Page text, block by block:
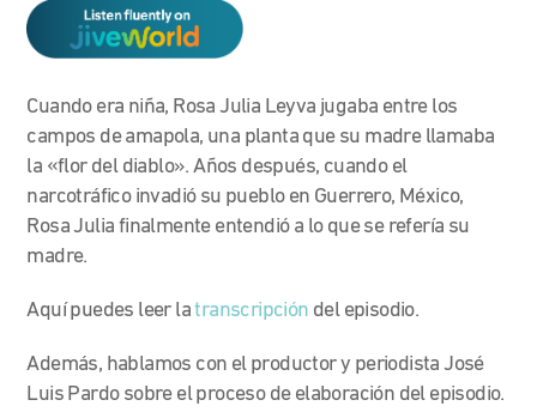
Cuando era niña, Rosa Julia Leyva jugaba entre los
campos de amapola, una planta que su madre llamaba
la «flor del diablo». Años después, cuando el
narcotráfico invadió su pueblo en Guerrero, México,
Rosa Julia finalmente entendió a lo que se refería su
madre.
Aquí puedes leer latranscripción del episodio.
Además, hablamos con el productor y periodista José
Luis Pardo sobre el proceso de elaboración del episodio.